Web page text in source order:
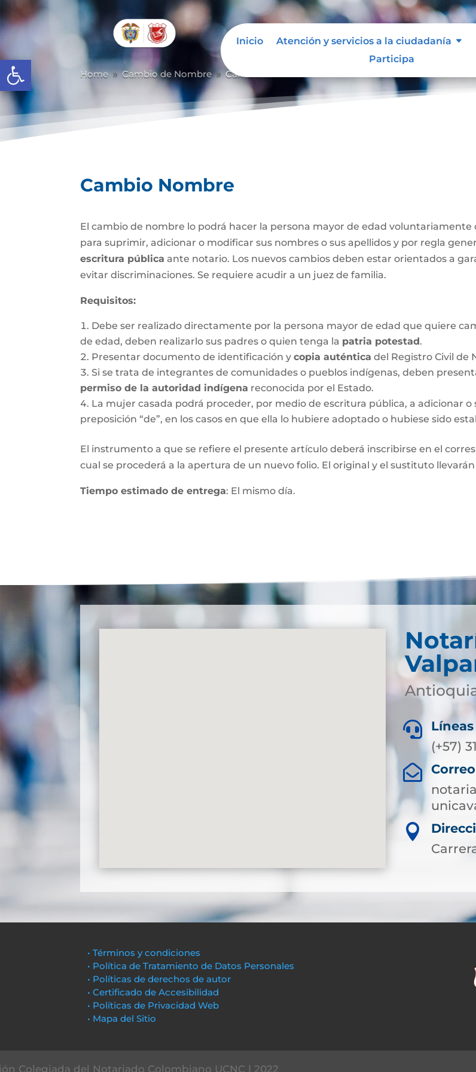
Abrir barra de herramientas
Inicio Atención y servicios a la ciudadanía
Participa
Home 9 Cambio de Nombre 9 Cambio Nombre
Cambio Nombre
El cambio de nombre lo podrá hacer la persona mayor de edad
para suprimir, adicionar o modificar sus nombres o sus apellidos y por regla
escritura pública ante notario. Los nuevos cambios deben estar orientados a
evitar discriminaciones. Se requiere acudir a un juez de familia.
Requisitos:
Debe ser realizado directamente por la persona mayor de edad que quiere
de edad, deben realizarlo sus padres o quien tenga la patria potestad.
Presentar documento de identificación ycopia auténtica del Registro Civil de
Si se trata de integrantes de comunidades o pueblos indígenas, deben
permiso de la autoridad indígena reconocida por el Estado.
La mujer casada podrá proceder, por medio de escritura pública, a adicionar
preposición “de”, en los casos en que ella lo hubiere adoptado o hubiese sido
El instrumento a que se refiere el presente artículo deberá inscribirse en el
cual se procederá a la apertura de un nuevo folio. El original y el sustituto
Tiempo estimado de entrega: El mismo día.

(+57)


• Términos y condiciones
• Política de Tratamiento de Datos Personales
• Políticas de derechos de autor
• Certificado de Accesibilidad
• Políticas de Privacidad Web
• Mapa del Sitio
Colegiada del Notariado Colombiano UCNC | 2022